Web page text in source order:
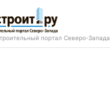
портал Северо-Запада